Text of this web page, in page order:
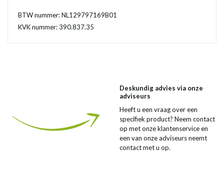
BTW nummer: NL129797169B01
KVK nummer: 390.837.35
Deskundig advies via onze
adviseurs
Heeft u een vraag over een
specifiek product? Neem contact
op met onze klantenservice en
een van onze adviseurs neemt
contact met u op.